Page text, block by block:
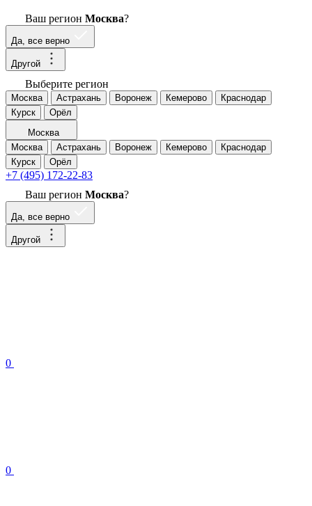
Ваш регион Москва?
Да, все верно
Другой
Выберите регион
Москва Астрахань Воронеж Кемерово
Краснодар
Курск
Орёл
Москва
Москва
Астрахань Воронеж Кемерово
Краснодар
Курск
Орёл
+7 (495) 172-22-83
Ваш регион Москва?
Да, все верно
Другой
0
0